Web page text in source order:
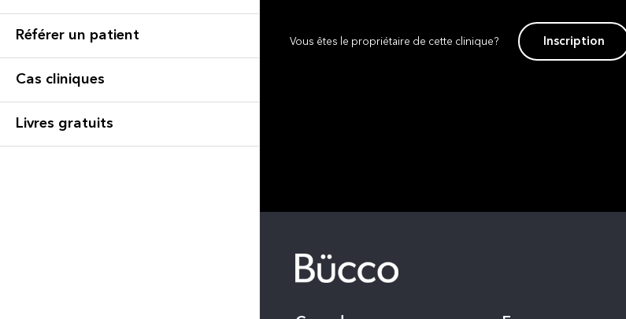
Référer un patient
Cas cliniques
Livres gratuits
Vous êtes le propriétaire de cette clinique? Inscription